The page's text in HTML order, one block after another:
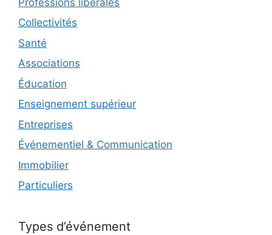
Collectivités
Santé
Associations
Éducation
Enseignement supérieur
Entreprises
Événementiel & Communication
Immobilier
Particuliers
Types d’événement